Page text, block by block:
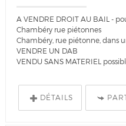
A VENDRE DROIT AU BAIL -
Chambéry rue piétonnes
Chambéry, rue piétonne, dans
VENDRE UN DAB
VENDU SANS MATERIEL
DÉTAILS